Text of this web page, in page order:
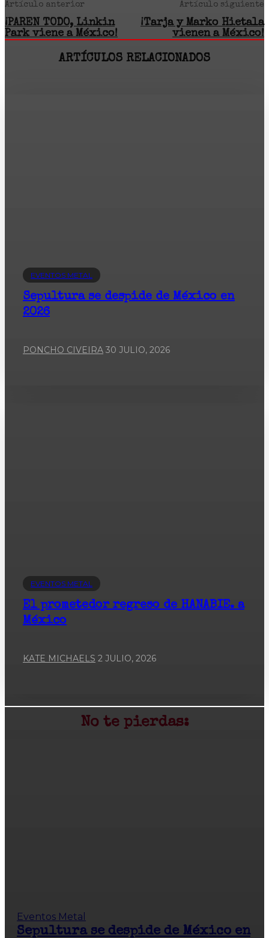
Artículo anterior
¡PAREN TODO, Linkin
Park viene a México!
Artículo siguiente
¡Tarja y Marko Hietala
vienen a México!
ARTÍCULOS RELACIONADOS
EVENTOS METAL
Sepultura se despide de México en
2026
PONCHO CIVEIRA 30 JULIO, 2026
EVENTOS METAL
El prometedor regreso de HANABIE. a
México
KATE MICHAELS 2 JULIO, 2026
No te pierdas:
Eventos Metal
Sepultura se despide de México en